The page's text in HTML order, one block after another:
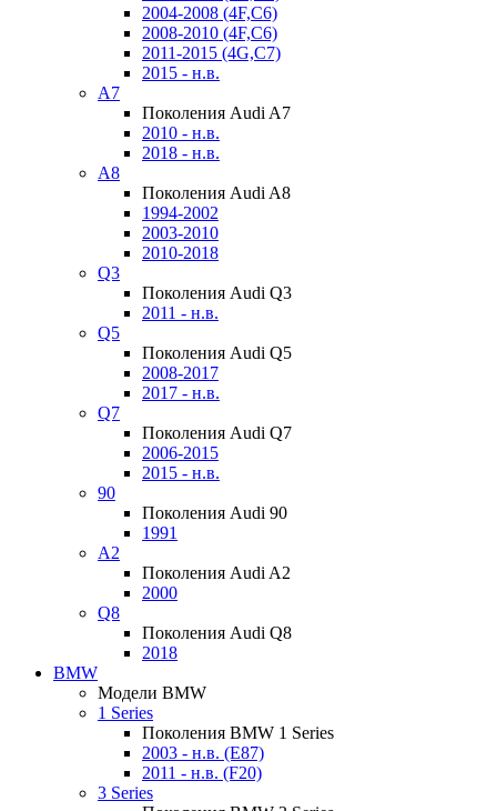
2004-2008 (4F,C6)
2008-2010 (4F,C6)
2011-2015 (4G,C7)
2015 - н.в.
A7
Поколения Audi A7
2010 - н.в.
2018 - н.в.
A8
Поколения Audi A8
1994-2002
2003-2010
2010-2018
Q3
Поколения Audi Q3
2011 - н.в.
Q5
Поколения Audi Q5
2008-2017
2017 - н.в.
Q7
Поколения Audi Q7
2006-2015
2015 - н.в.
90
Поколения Audi 90
1991
A2
Поколения Audi A2
2000
Q8
Поколения Audi Q8
2018
BMW
Модели BMW
1 Series
Поколения BMW 1 Series
2003 - н.в. (E87)
2011 - н.в. (F20)
3 Series